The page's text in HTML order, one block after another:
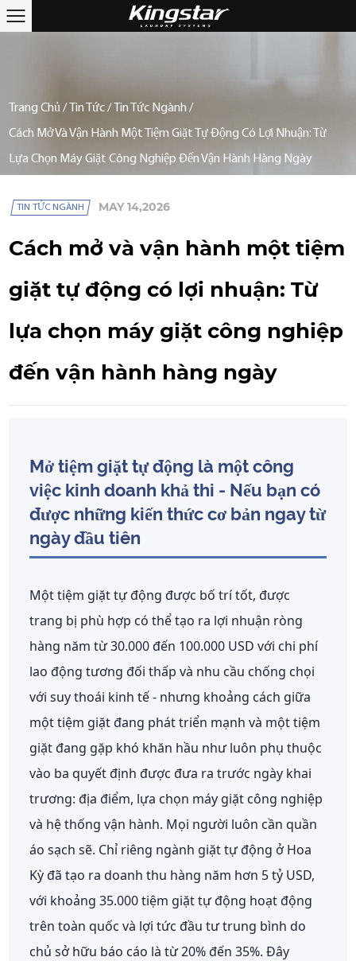
Trang Chủ/ Tin Tức/ Tin Tức Ngành /
Cách Mở Và Vận Hành Một Tiệm Giặt Tự Động Có Lợi Nhuận: Từ
Lựa Chọn Máy Giặt Công Nghiệp Đến Vận Hành Hàng Ngày
TIN TỨC NGÀNH MAY 14,2026
Cách mở và vận hành một tiệm
giặt tự động có lợi nhuận: Từ
lựa chọn máy giặt công nghiệp
đến vận hành hàng ngày
Mở tiệm giặt tự động là một công
việc kinh doanh khả thi - Nếu bạn có
được những kiến thức cơ bản ngay từ
ngày đầu tiên
Một tiệm giặt tự động được bố trí tốt, được
trang bị phù hợp có thể tạo ra lợi nhuận ròng
hàng năm từ 30.000 đến 100.000 USD với chi phí
lao động tương đối thấp và nhu cầu chống chọi
với suy thoái kinh tế - nhưng khoảng cách giữa
một tiệm giặt đang phát triển mạnh và một tiệm
giặt đang gặp khó khăn hầu như luôn phụ thuộc
vào ba quyết định được đưa ra trước ngày khai
trương: địa điểm, lựa chọn máy giặt công nghiệp
và hệ thống vận hành. Mọi người luôn cần quần
áo sạch sẽ. Chỉ riêng ngành giặt tự động ở Hoa
Kỳ đã tạo ra doanh thu hàng năm hơn 5 tỷ USD,
với khoảng 35.000 tiệm giặt tự động hoạt động
trên toàn quốc và lợi tức đầu tư trung bình do
chủ sở hữu báo cáo là từ 20% đến 35%. Đây